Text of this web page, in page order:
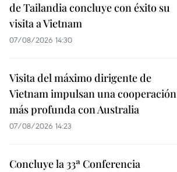
de Tailandia concluye con éxito su
visita a Vietnam
07/08/2026 14:30
Visita del máximo dirigente de
Vietnam impulsan una cooperación
más profunda con Australia
07/08/2026 14:23
Concluye la 33ª Conferencia